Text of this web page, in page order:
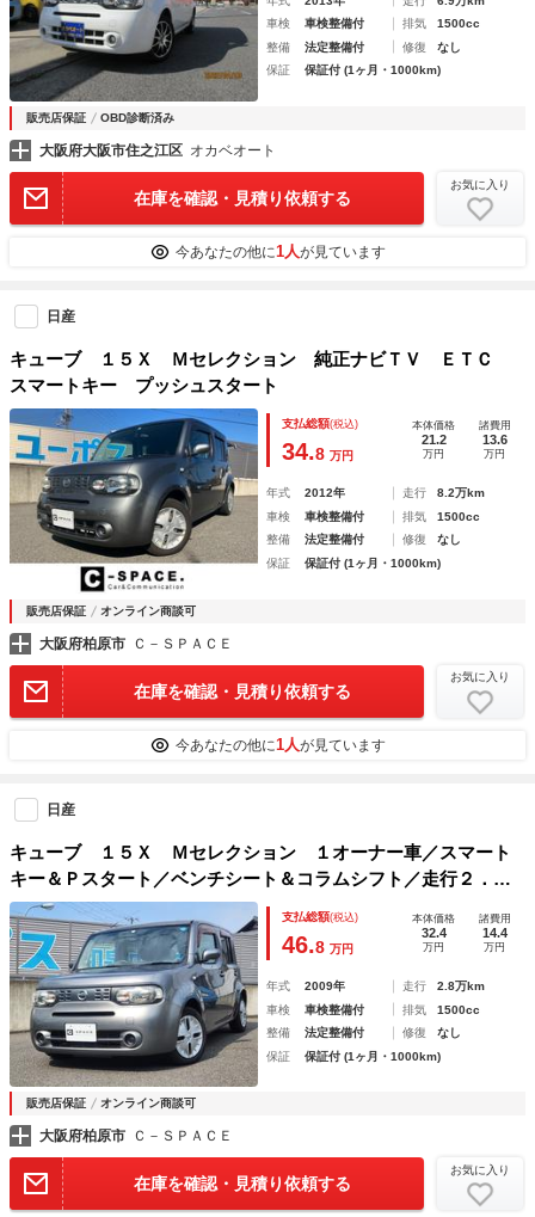
車検
車検整備付 排気
1500cc
整備
法定整備付 修復
なし
保証
保証付 (1ヶ月・1000km)
販売店保証 OBD診断済み
大阪府大阪市住之江区 オカベオート
在庫を確認・見積り依頼する
お気に入り
今あなたの他に1人が見ています
日産
キューブ １５Ｘ Ｍセレクション 純正ナビＴＶ ＥＴＣ
スマートキー プッシュスタート
支払総額(税込)
34.8 万円
本体価格
21.2
万円
諸費用
13.6
万円
年式 2012年 走行
8.2万km
車検
車検整備付 排気
1500cc
整備
法定整備付 修復
なし
保証
保証付 (1ヶ月・1000km)
販売店保証 オンライン商談可
大阪府柏原市 Ｃ－ＳＰＡＣＥ
在庫を確認・見積り依頼する
お気に入り
今あなたの他に1人が見ています
日産
キューブ １５Ｘ Ｍセレクション １オーナー車／スマート
キー＆Ｐスタート／ベンチシート＆コラムシフト／走行２．９
万キロ
支払総額(税込)
46.8 万円
本体価格
32.4
万円
諸費用
14.4
万円
年式 2009年 走行
2.8万km
車検
車検整備付 排気
1500cc
整備
法定整備付 修復
なし
保証
保証付 (1ヶ月・1000km)
販売店保証 オンライン商談可
大阪府柏原市 Ｃ－ＳＰＡＣＥ
在庫を確認・見積り依頼する
お気に入り